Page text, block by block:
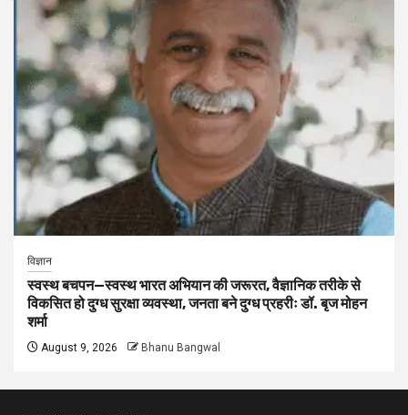
विज्ञान
स्वस्थ बचपन—स्वस्थ भारत अभियान की जरूरत, वैज्ञानिक तरीके से
विकसित हो दुग्ध सुरक्षा व्यवस्था, जनता बने दुग्ध प्रहरीः डॉ. बृज मोहन
शर्मा
August 9, 2026 Bhanu Bangwal